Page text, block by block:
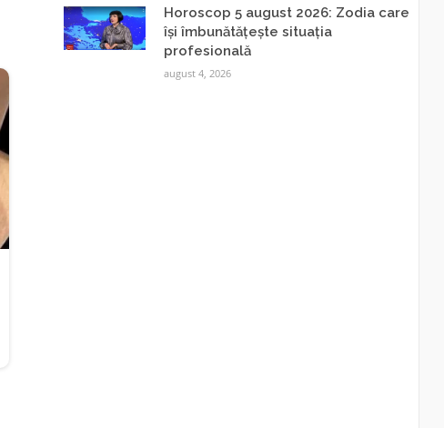
Horoscop 5 august 2026: Zodia care
își îmbunătățește situația
profesională
august 4, 2026